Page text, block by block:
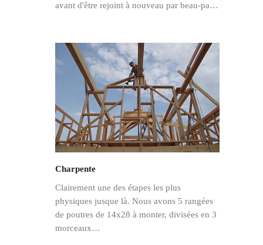
avant d'être rejoint à nouveau par beau-pa…
Charpente
Clairement une des étapes les plus
physiques jusque là. Nous avons 5 rangées
de poutres de 14x28 à monter, divisées en 3
morceaux…